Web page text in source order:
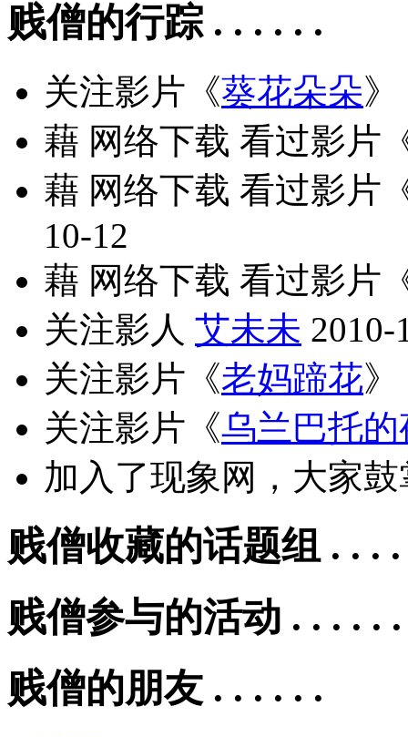
贱僧的行踪 . . . . . .
关注影片《葵花朵朵》
藉 网络下载 看过影片
藉 网络下载 看过影片
10-12
藉 网络下载 看过影片
关注影人 艾未未 2010-
关注影片《老妈蹄花》
关注影片《乌兰巴托的
加入了现象网，大家
贱僧收藏的话题组 . . . .
贱僧参与的活动 . . . . . .
贱僧的朋友 . . . . . .